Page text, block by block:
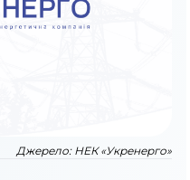
Джерело: НЕК «Укренерго»